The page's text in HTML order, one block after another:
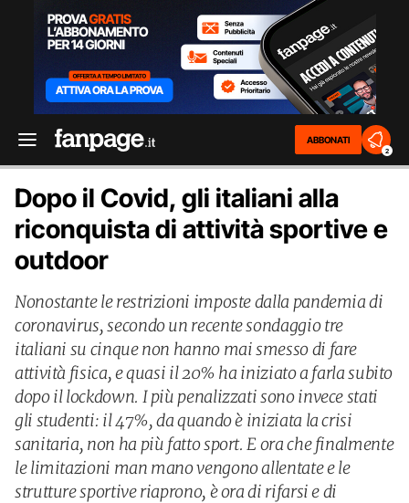
ABBONATI
2
Dopo il Covid, gli italiani alla
riconquista di attività sportive e
outdoor
Nonostante le restrizioni imposte dalla pandemia di
coronavirus, secondo un recente sondaggio tre
italiani su cinque non hanno mai smesso di fare
attività fisica, e quasi il 20% ha iniziato a farla subito
dopo il lockdown. I più penalizzati sono invece stati
gli studenti: il 47%, da quando è iniziata la crisi
sanitaria, non ha più fatto sport. E ora che finalmente
le limitazioni man mano vengono allentate e le
strutture sportive riaprono, è ora di rifarsi e di